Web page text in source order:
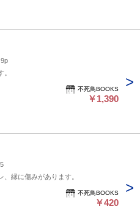
不死鳥BOOKS
￥1,390
、縁に傷みがあります。
不死鳥BOOKS
￥420